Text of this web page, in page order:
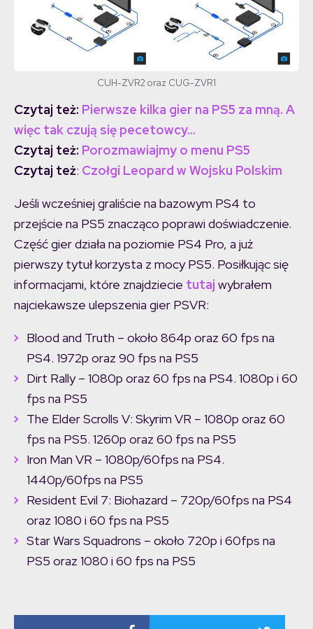
CUH-ZVR2 oraz CUG-ZVR1
Czytaj też: Pierwsze kilka gier na PS5 za mną. A
więc tak czują się pecetowcy…
Czytaj też: Porozmawiajmy o menu PS5
Czytaj też: Czołgi Leopard w Wojsku Polskim
Jeśli wcześniej graliście na bazowym PS4 to
przejście na PS5 znacząco poprawi doświadczenie.
Część gier działa na poziomie PS4 Pro, a już
pierwszy tytuł korzysta z mocy PS5. Posiłkując się
informacjami, które znajdziecie tutaj wybrałem
najciekawsze ulepszenia gier PSVR:
Blood and Truth – około 864p oraz 60 fps na
PS4. 1972p oraz 90 fps na PS5
Dirt Rally – 1080p oraz 60 fps na PS4. 1080p i 60
fps na PS5
The Elder Scrolls V: Skyrim VR – 1080p oraz 60
fps na PS5. 1260p oraz 60 fps na PS5
Iron Man VR – 1080p/60fps na PS4.
1440p/60fps na PS5
Resident Evil 7: Biohazard – 720p/60fps na PS4
oraz 1080 i 60 fps na PS5
Star Wars Squadrons – około 720p i 60fps na
PS5 oraz 1080 i 60 fps na PS5